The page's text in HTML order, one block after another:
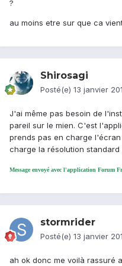
?
au moins etre sur que ca
Shirosagi
Posté(e) 13 janvier
J'ai même pas besoin de
pareil sur le mien. C'est
prends pas en charge
charge la résolution standard
Message envoyé avec l'application Forum
stormrider
Posté(e) 13 janvier
ah ok donc me voilà rassuré